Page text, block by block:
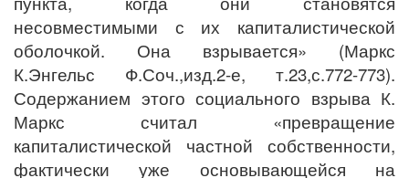
несовместимыми с их капиталистической
оболочкой. Она взрывается» (Маркс
К.Энгельс Ф.Соч.,изд.2-е, т.23,с.772-773).
Содержанием этого социального взрыва К.
Маркс считал «превращение
капиталистической частной собственности,
фактически уже основывающейся на